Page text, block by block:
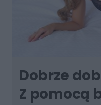
Dobrze
Z pomocą